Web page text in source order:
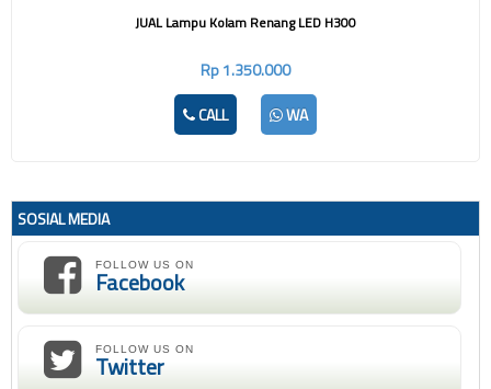
JUAL Lampu Kolam Renang LED H300
Rp 1.350.000
CALL
WA
SOSIAL MEDIA
FOLLOW US ON
Facebook
FOLLOW US ON
Twitter